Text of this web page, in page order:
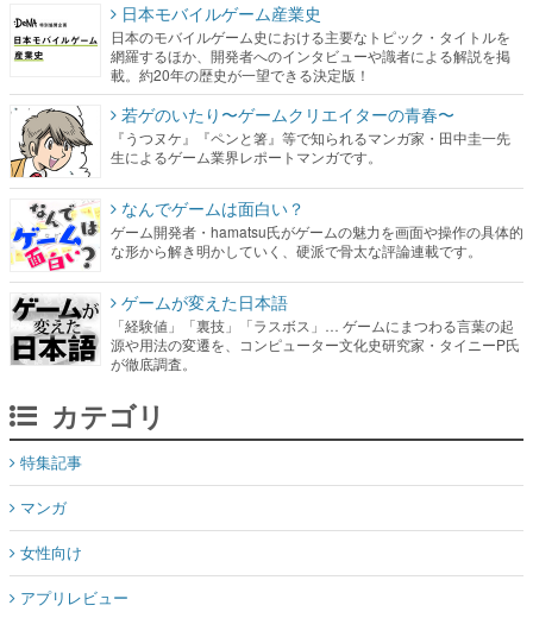
日本モバイルゲーム産業史
日本のモバイルゲーム史における主要なトピック・タイトルを
網羅するほか、開発者へのインタビューや識者による解説を掲
載。約20年の歴史が一望できる決定版！
若ゲのいたり〜ゲームクリエイターの青春〜
『うつヌケ』『ペンと箸』等で知られるマンガ家・田中圭一先
生によるゲーム業界レポートマンガです。
なんでゲームは面白い？
ゲーム開発者・hamatsu氏がゲームの魅力を画面や操作の具体的
な形から解き明かしていく、硬派で骨太な評論連載です。
ゲームが変えた日本語
「経験値」「裏技」「ラスボス」… ゲームにまつわる言葉の起
源や用法の変遷を、コンピューター文化史研究家・タイニーP氏
が徹底調査。
カテゴリ
特集記事
マンガ
女性向け
アプリレビュー